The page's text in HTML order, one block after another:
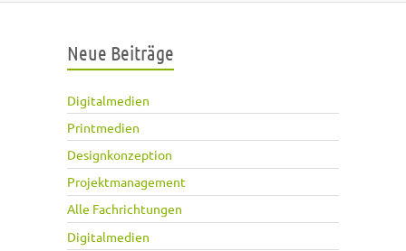
Neue Beiträge
Digitalmedien
Printmedien
Designkonzeption
Projektmanagement
Alle Fachrichtungen
Digitalmedien